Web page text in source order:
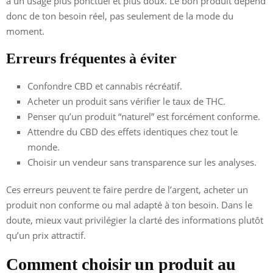
donc de ton besoin réel, pas seulement de la mode du
moment.
Erreurs fréquentes à éviter
Confondre CBD et cannabis récréatif.
Acheter un produit sans vérifier le taux de THC.
Penser qu’un produit “naturel” est forcément conforme.
Attendre du CBD des effets identiques chez tout le
monde.
Choisir un vendeur sans transparence sur les analyses.
Ces erreurs peuvent te faire perdre de l’argent, acheter un
produit non conforme ou mal adapté à ton besoin. Dans le
doute, mieux vaut privilégier la clarté des informations plutôt
qu’un prix attractif.
Comment choisir un produit au